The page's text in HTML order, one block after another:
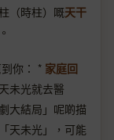
（時柱）嘅天干
你： * 家庭回
未光就去醫
大結局」呢啲描
天未光」，可能